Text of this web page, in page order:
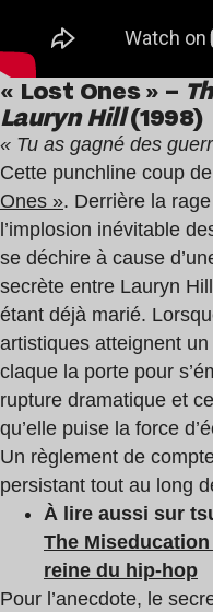
« Lost Ones » –
Lauryn Hill(1998)
« Tu as gagné des
Cette punchline coup
Ones ». Derrière la
l’implosion inévitable
se déchire à cause
secrète entre Lauryn
étant déjà marié.
artistiques atteignent
claque la porte pour
rupture dramatique et
qu’elle puise la force
Un règlement de
persistant tout au long
À lire aussi sur
The
reine du hip-hop
Pour l’anecdote, le